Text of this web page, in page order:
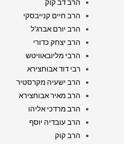
הרב דב קוק
הרב חיים קנייבסקי
הרב יורם אברג'ל
הרב יצחק כדורי
הרבי מליובאוויטש
רבי דוד אבוחצירא
הרב ישעיה מקרסטיר
הרב מאיר אבוחצירא
הרב מרדכי אליהו
הרב עובדיה יוסף
הרב קוק